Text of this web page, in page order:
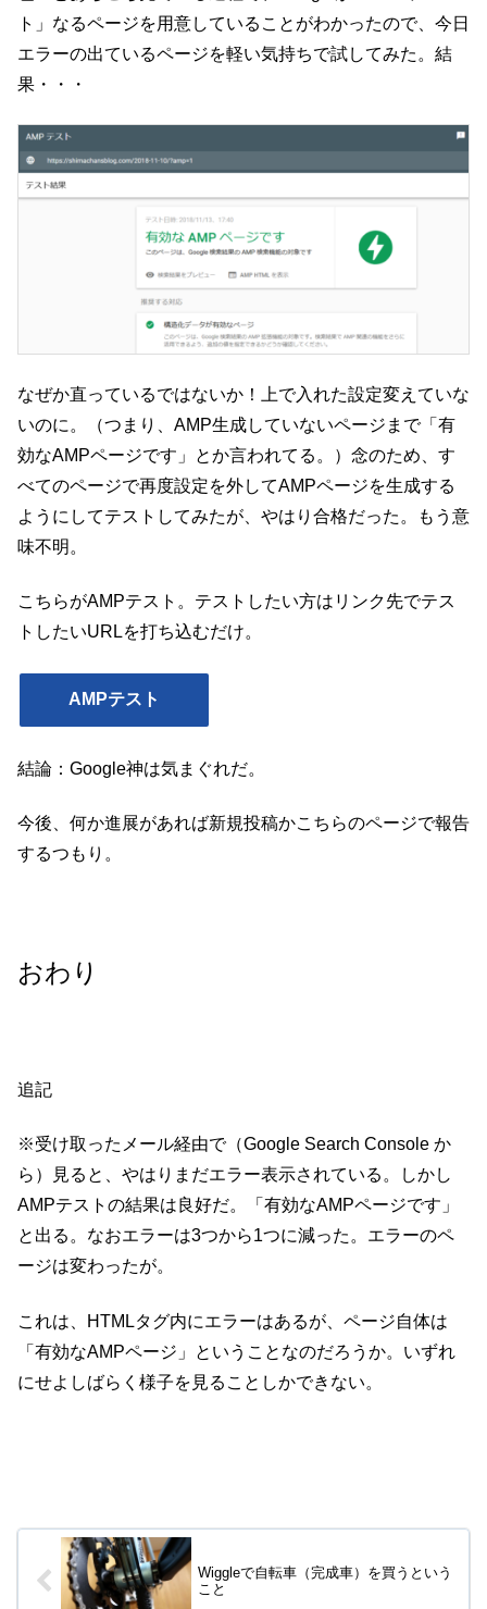
ト」なるページを用意していることがわかったので、今日
エラーの出ているページを軽い気持ちで試してみた。結
果・・・
なぜか直っているではないか！上で入れた設定変えていな
いのに。（つまり、AMP生成していないページまで「有
効なAMPページです」とか言われてる。）念のため、す
べてのページで再度設定を外してAMPページを生成する
ようにしてテストしてみたが、やはり合格だった。もう意
味不明。
こちらがAMPテスト。テストしたい方はリンク先でテス
トしたいURLを打ち込むだけ。
AMPテスト
結論：Google神は気まぐれだ。
今後、何か進展があれば新規投稿かこちらのページで報告
するつもり。
おわり
追記
※受け取ったメール経由で（Google Search Console か
ら）見ると、やはりまだエラー表示されている。しかし
AMPテストの結果は良好だ。「有効なAMPページです」
と出る。なおエラーは3つから1つに減った。エラーのペ
ージは変わったが。
これは、HTMLタグ内にエラーはあるが、ページ自体は
「有効なAMPページ」ということなのだろうか。いずれ
にせよしばらく様子を見ることしかできない。
Wiggleで自転車（完成車）を買うという
こと